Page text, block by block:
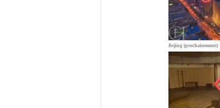
Bejing (prochainement)